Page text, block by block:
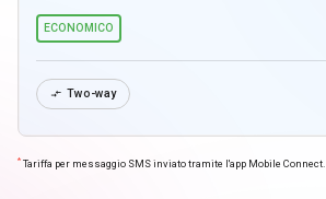
ECONOMICO
 Two-way
* Tariffa per messaggio SMS inviato tramite l'app Mobile Connect.